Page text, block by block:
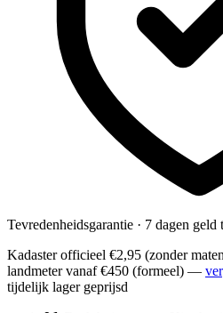
Tevredenheidsgarantie · 7 dagen geld
Kadaster officieel €2,95 (zonder
landmetervanaf €450 (formeel) —
tijdelijk lager geprijsd